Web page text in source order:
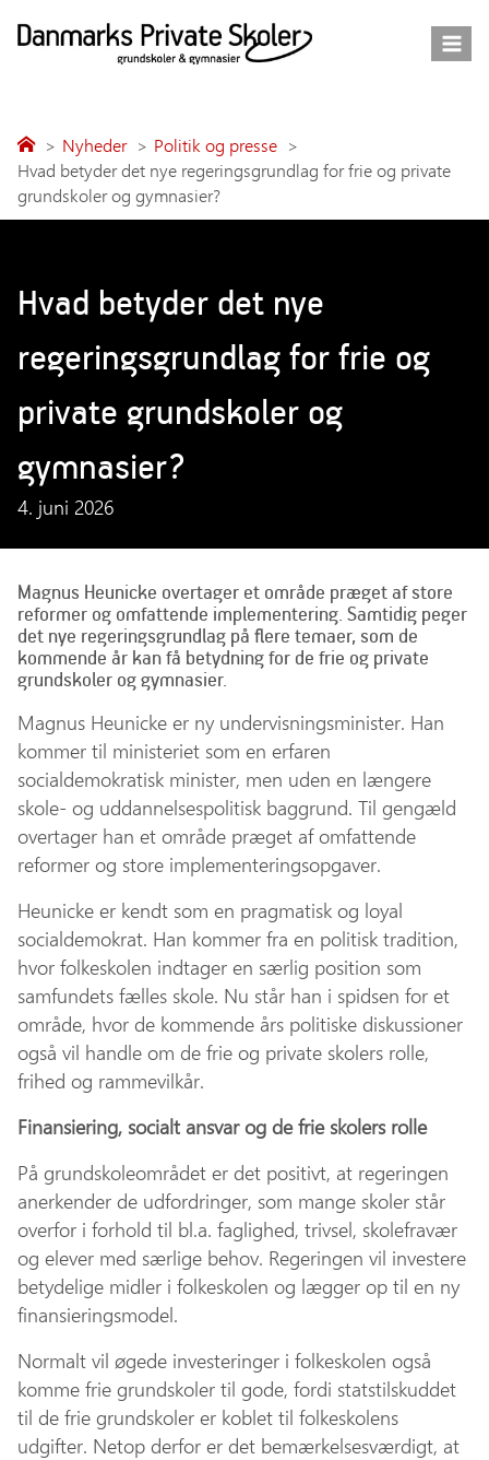
Nyheder
Politik og presse
Hvad betyder det nye regeringsgrundlag for frie og private
grundskoler og gymnasier?
Hvad betyder det nye
regeringsgrundlag for frie og
private grundskoler og
gymnasier?
4. juni 2026
Magnus Heunicke overtager et område præget af store
reformer og omfattende implementering. Samtidig peger
det nye regeringsgrundlag på flere temaer, som de
kommende år kan få betydning for de frie og private
grundskoler og gymnasier.
Magnus Heunicke er ny undervisningsminister. Han
kommer til ministeriet som en erfaren
socialdemokratisk minister, men uden en længere
skole- og uddannelsespolitisk baggrund. Til gengæld
overtager han et område præget af omfattende
reformer og store implementeringsopgaver.
Heunicke er kendt som en pragmatisk og loyal
socialdemokrat. Han kommer fra en politisk tradition,
hvor folkeskolen indtager en særlig position som
samfundets fælles skole. Nu står han i spidsen for et
område, hvor de kommende års politiske diskussioner
også vil handle om de frie og private skolers rolle,
frihed og rammevilkår.
Finansiering, socialt ansvar og de frie skolers rolle
På grundskoleområdet er det positivt, at regeringen
anerkender de udfordringer, som mange skoler står
overfor i forhold til bl.a. faglighed, trivsel, skolefravær
og elever med særlige behov. Regeringen vil investere
betydelige midler i folkeskolen og lægger op til en ny
finansieringsmodel.
Normalt vil øgede investeringer i folkeskolen også
komme frie grundskoler til gode, fordi statstilskuddet
til de frie grundskoler er koblet til folkeskolens
udgifter. Netop derfor er det bemærkelsesværdigt, at